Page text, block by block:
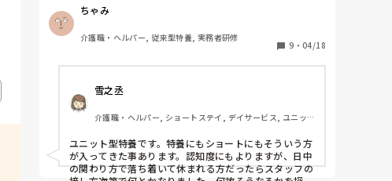
っていう男性なんですけど心穏やかに接することでき
なさすぎて心折れる､､､
ちゃみ
介護職・ヘルパー, 従来型特養, 実務者研修
9 ・ 04/18
雪之丞
介護職・ヘルパー, ショートステイ, デイサービス, ユニッ
ユニット型特養です。特養にもショートにもそういう方
が入ってきた事あります。認知度にもよりますが、日中
の関わり方で落ち着いて休まれる方だったらスタッフの